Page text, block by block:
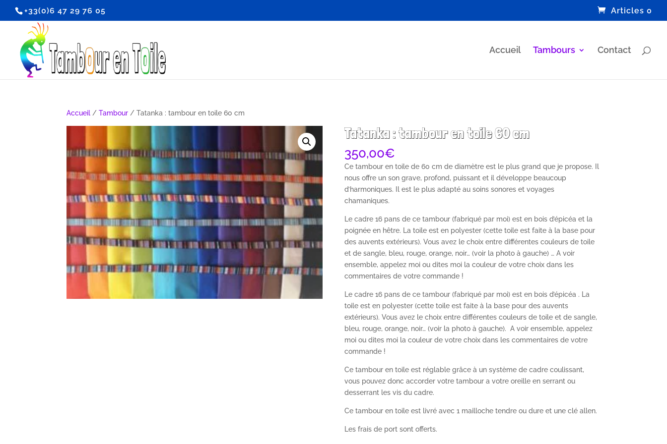
+33(0)6 47 29 76 05 Articles 0
Accueil Tambours Contact
Accueil /Tambour / Tatanka : tambour en toile 60 cm
Tatanka : tambour en toile 60 cm
350,00€
Ce tambour en toile de 60 cm de diamètre est le plus grand que je propose. Il
nous offre un son grave, profond, puissant et il développe beaucoup
d’harmoniques. Il est le plus adapté au soins sonores et voyages
chamaniques.
Le cadre 16 pans de ce tambour (fabriqué par moi) est en bois d’épicéa et la
poignée en hêtre. La toile est en polyester (cette toile est faite à la base pour
des auvents extérieurs). Vous avez le choix entre différentes couleurs de toile
et de sangle, bleu, rouge, orange, noir… (voir la photo à gauche) … A voir
ensemble, appelez moi ou dites moi la couleur de votre choix dans les
commentaires de votre commande !
Le cadre 16 pans de ce tambour (fabriqué par moi) est en bois d’épicéa . La
toile est en polyester (cette toile est faite à la base pour des auvents
extérieurs). Vous avez le choix entre différentes couleurs de toile et de sangle,
bleu, rouge, orange, noir… (voir la photo à gauche). A voir ensemble, appelez
moi ou dites moi la couleur de votre choix dans les commentaires de votre
commande !
Ce tambour en toile est réglable grâce à un système de cadre coulissant,
vous pouvez donc accorder votre tambour a votre oreille en serrant ou
desserrant les vis du cadre.
Ce tambour en toile est livré avec 1 mailloche tendre ou dure et une clé allen.
Les frais de port sont offerts.